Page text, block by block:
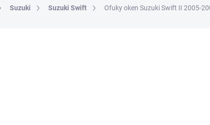
Suzuki Suzuki Swift Ofuky oken Suzuki Swift II 2005-